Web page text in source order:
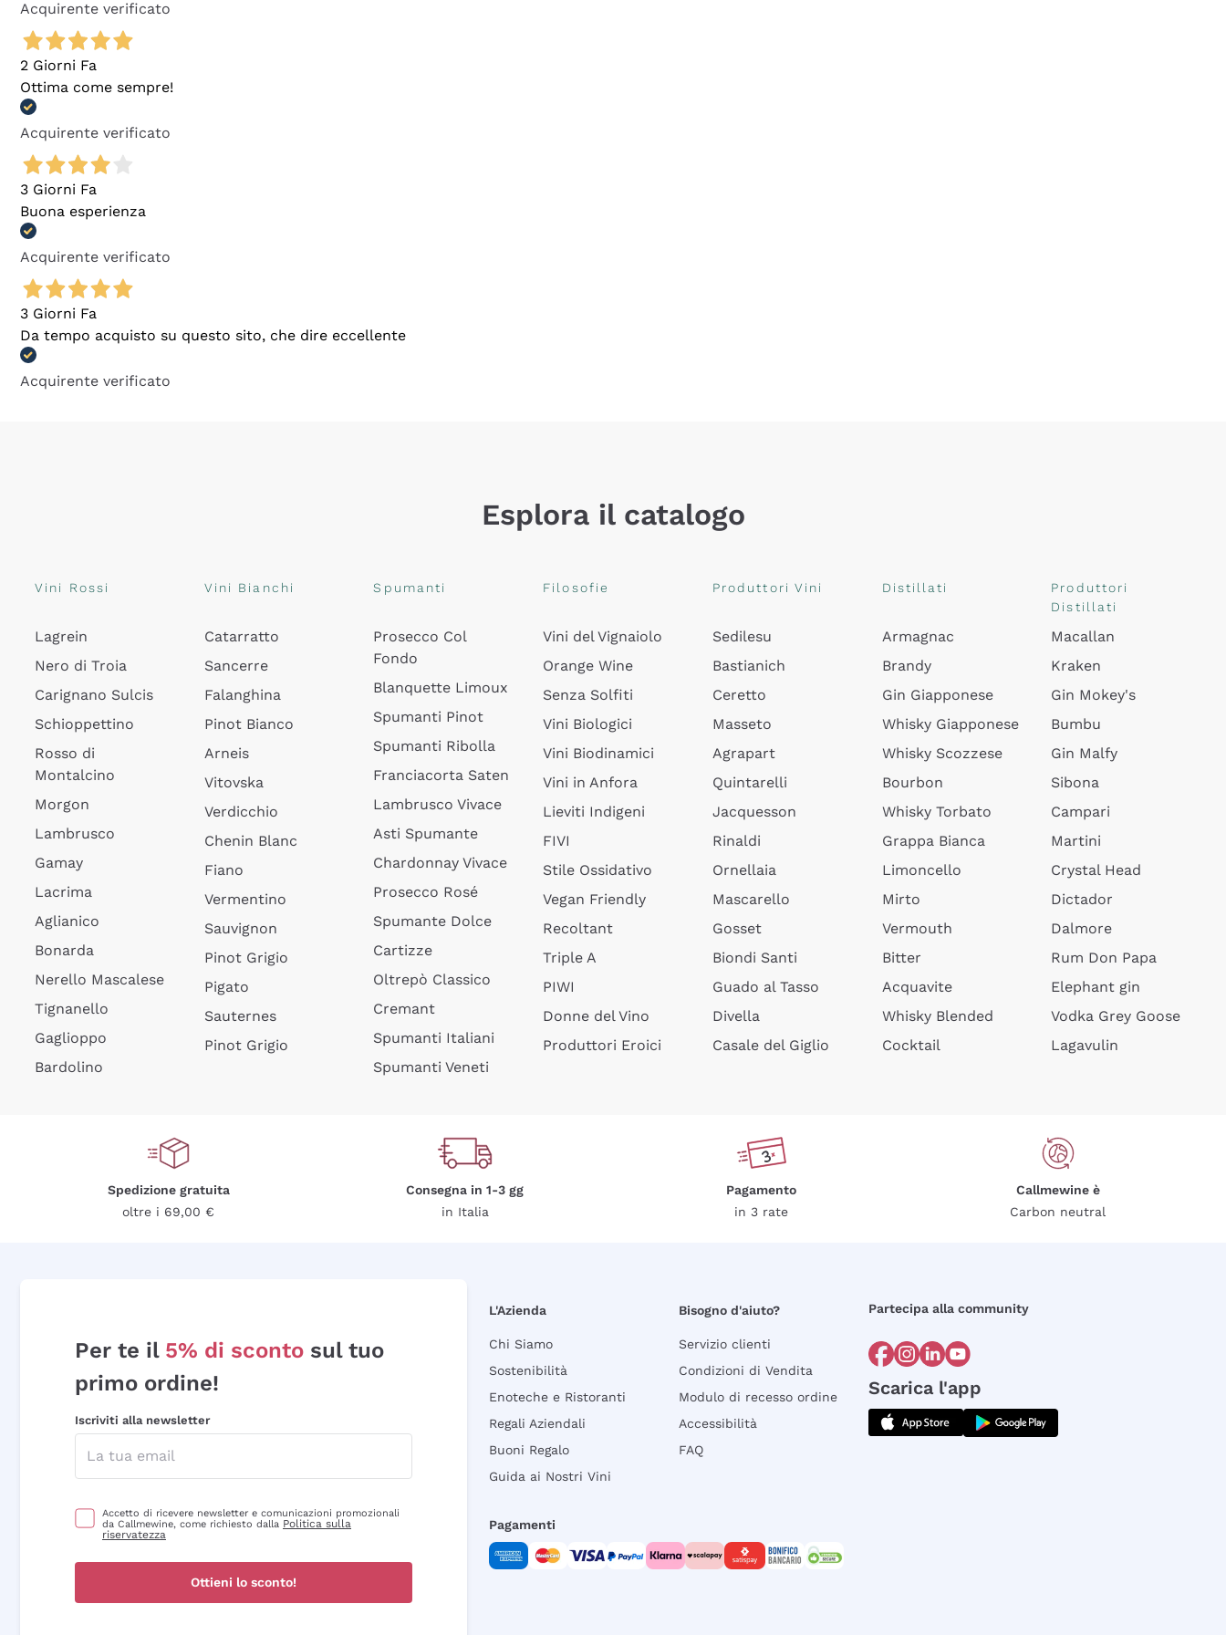
Acquirente verificato
2 Giorni Fa
Ottima come sempre!
Acquirente verificato
3 Giorni Fa
Buona esperienza
Acquirente verificato
3 Giorni Fa
Da tempo acquisto su questo sito, che dire eccellente
Acquirente verificato
Esplora il catalogo
Vini Rossi
Lagrein
Nero di Troia
Carignano Sulcis
Schioppettino
Rosso di
Montalcino
Morgon
Lambrusco
Gamay
Lacrima
Aglianico
Bonarda
Nerello Mascalese
Tignanello
Gaglioppo
Bardolino
Vini Bianchi
Catarratto
Sancerre
Falanghina
Pinot Bianco
Arneis
Vitovska
Verdicchio
Chenin Blanc
Fiano
Vermentino
Sauvignon
Pinot Grigio
Pigato
Sauternes
Pinot Grigio
Spumanti
Prosecco Col
Fondo
Blanquette Limoux
Spumanti Pinot
Spumanti Ribolla
Franciacorta Saten
Lambrusco Vivace
Asti Spumante
Chardonnay Vivace
Prosecco Rosé
Spumante Dolce
Cartizze
Oltrepò Classico
Cremant
Spumanti Italiani
Spumanti Veneti
Filosofie
Vini del Vignaiolo
Orange Wine
Senza Solfiti
Vini Biologici
Vini Biodinamici
Vini in Anfora
Lieviti Indigeni
FIVI
Stile Ossidativo
Vegan Friendly
Recoltant
Triple A
PIWI
Donne del Vino
Produttori Eroici
Produttori Vini
Sedilesu
Bastianich
Ceretto
Masseto
Agrapart
Quintarelli
Jacquesson
Rinaldi
Ornellaia
Mascarello
Gosset
Biondi Santi
Guado al Tasso
Divella
Casale del Giglio
Distillati
Armagnac
Brandy
Gin Giapponese
Whisky Giapponese
Whisky Scozzese
Bourbon
Whisky Torbato
Grappa Bianca
Limoncello
Mirto
Vermouth
Bitter
Acquavite
Whisky Blended
Cocktail
Produttori
Distillati
Macallan
Kraken
Gin Mokey's
Bumbu
Gin Malfy
Sibona
Campari
Martini
Crystal Head
Dictador
Dalmore
Rum Don Papa
Elephant gin
Vodka Grey Goose
Lagavulin
Spedizione gratuita
oltre i 69,00 €
Consegna in 1-3 gg
in Italia
Pagamento
in 3 rate
Callmewine è
Carbon neutral
Per te il 5% di sconto sul tuo
primo ordine!
Iscriviti alla newsletter
Accetto di ricevere newsletter e comunicazioni promozionali
da Callmewine, come richiesto dalla Politica sulla
riservatezza
Ottieni lo sconto!
L'Azienda
Chi Siamo
Sostenibilità
Enoteche e Ristoranti
Regali Aziendali
Buoni Regalo
Guida ai Nostri Vini
Bisogno d'aiuto?
Servizio clienti
Condizioni di Vendita
Modulo di recesso ordine
Accessibilità
FAQ
Partecipa alla community
Scarica l'app
Pagamenti